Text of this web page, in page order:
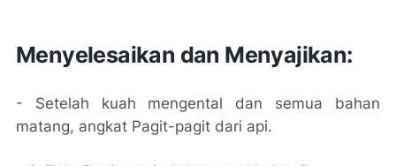
Menyelesaikan dan Menyajikan:
- Setelah kuah mengental dan semua bahan
matang, angkat Pagit-pagit dari api.